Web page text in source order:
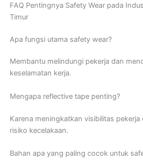
FAQ Pentingnya Safety Wear pada
Timur
Apa fungsi utama safety wear?
Membantu melindungi pekerja dan
keselamatan kerja.
Mengapa reflective tape penting?
Karena meningkatkan visibilitas
risiko kecelakaan.
Bahan apa yang paling cocok untuk